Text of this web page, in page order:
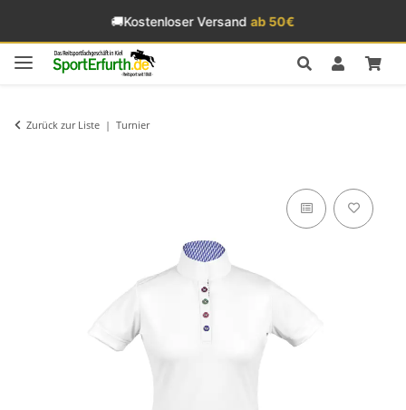
🚚Kostenloser Versandab 50€
Zurück zur Liste Turnier